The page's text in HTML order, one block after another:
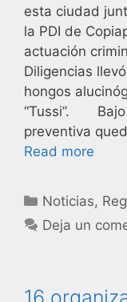
esta ciudad
la PDI de
actuación
Diligencias
hongos
“Tussi”. Bajo
preventiva
Read more
Noticias,
Deja un
16